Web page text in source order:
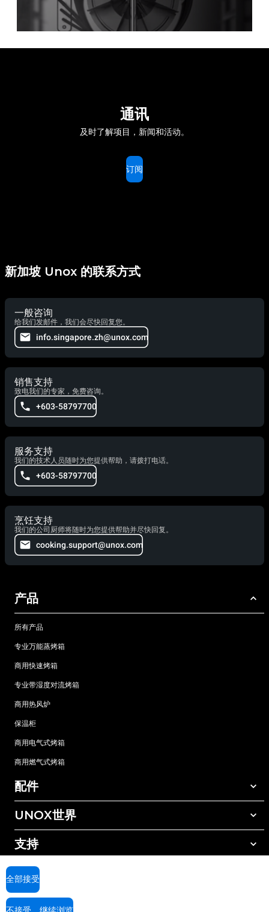
通讯
及时了解项目，新闻和活动。
订阅
新加坡 Unox 的联系方式
一般咨询
给我们发邮件，我们会尽快回复您。
info.singapore.zh@unox.com
销售支持
致电我们的专家，免费咨询。
+603-58797700
服务支持
我们的技术人员随时为您提供帮助，请拨打电话。
+603-58797700
烹饪支持
我们的公司厨师将随时为您提供帮助并尽快回复。
cooking.support@unox.com
产品
所有产品
专业万能蒸烤箱
商用快速烤箱
专业带湿度对流烤箱
商用热风炉
保温柜
商用电气式烤箱
商用燃气式烤箱
配件
所有配件
手动清洗清洁剂
树脂过滤水处理
反渗透水处理
UNOX世界
我们在全球的办事处
支持
UNOX质保
查找经销商
全部接受